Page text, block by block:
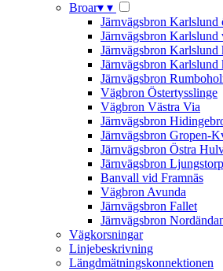
Broar▾ ▾
Järnvägsbron Karlslund
Järnvägsbron Karlslund
Järnvägsbron Karlslund
Järnvägsbron Karlslund
Järnvägsbron
Vägbron Östertysslinge
Vägbron Västra Via
Järnvägsbron
Järnvägsbron Gropen-
Järnvägsbron Östra
Järnvägsbron Ljungstorp
Banvall vid Framnäs
Vägbron Avunda
Järnvägsbron Fallet
Järnvägsbron
Vägkorsningar
Linjebeskrivning
Längdmätningskonnektionen